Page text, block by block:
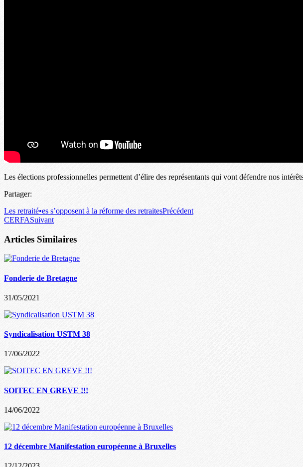
Les élections professionnelles permettent d’élire des représentants qui vont défendre nos
Partager:
Les retraité•es s’opposent à la réforme des retraitesPrécédent
CERFASuivant
Articles Similaires
Fonderie de Bretagne
31/05/2021
Syndicalisation USTM 38
17/06/2022
SOITEC EN GREVE !!!
14/06/2022
12 décembre Manifestation européenne à Bruxelles